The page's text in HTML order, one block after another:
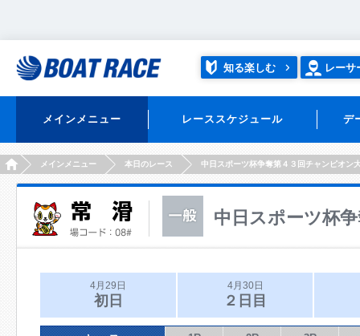
知る楽しむ レーサ
メインメニュー レーススケジュール デ
HOMEメインメニュー 本日のレース 中日スポーツ杯争奪第４３回チャンピオン
中日スポーツ杯
4月29日
初日
4月30日
２日目